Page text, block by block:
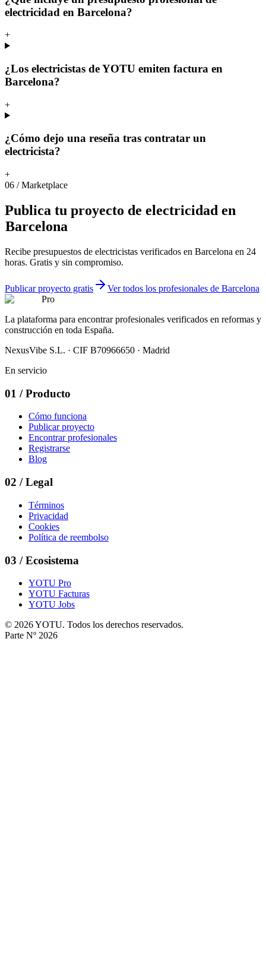
electricidad en Barcelona?
+
¿Los electricistas de YOTU emiten factura en
Barcelona?
+
¿Cómo dejo una reseña tras contratar un
electricista?
+
06 /Marketplace
Publica tu proyecto de electricidad en
Barcelona
Recibe presupuestos de electricistas verificados en Barcelona en 24
horas. Gratis y sin compromiso.
Publicar proyecto gratis
Ver todos los profesionales de Barcelona
Pro
La plataforma para encontrar profesionales verificados en reformas y
construcción en toda España.
NexusVibe S.L. · CIF B70966650 · Madrid
En servicio
01 / Producto
Cómo funciona
Publicar proyecto
Encontrar profesionales
Registrarse
Blog
02 / Legal
Términos
Privacidad
Cookies
Política de reembolso
03 / Ecosistema
YOTU Pro
YOTU Facturas
YOTU Jobs
© 2026 YOTU. Todos los derechos reservados.
Parte Nº 2026